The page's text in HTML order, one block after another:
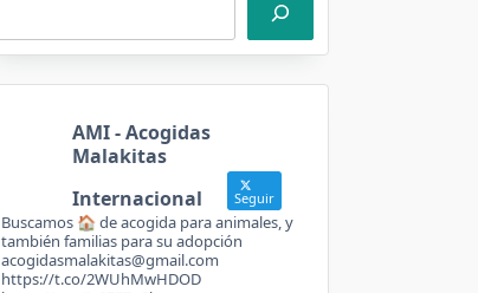
AMI - Acogidas
Malakitas
Internacional
Seguir
Buscamos 🏠 de acogida para animales, y
también familias para su adopción
acogidasmalakitas@gmail.com
https://t.co/2WUhMwHDOD